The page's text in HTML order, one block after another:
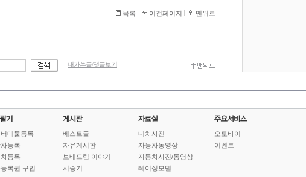
목록 이전페이지 맨위로
내가쓴글/댓글보기
매물등록
등록
등록
록권 구입
베스트글
자유게시판
보배드림 이야기
시승기
내차사진
자동차동영상
자동차사진/동영상
레이싱모델
오토바이
이벤트